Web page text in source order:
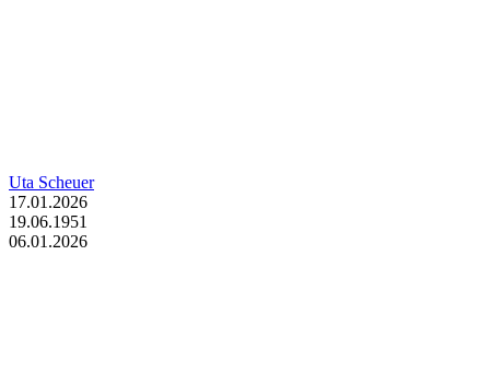
Uta Scheuer
17.01.2026
19.06.1951
06.01.2026